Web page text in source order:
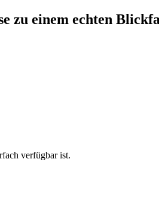
zu einem echten
verfügbar ist.